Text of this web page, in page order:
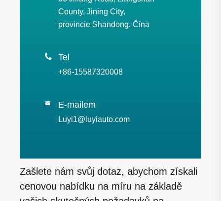
County, Jining City,
provincie Shandong, Čína
 Tel
+86-15587320008
 E-mailem
Luyi1@luyiauto.com
Zašlete nám svůj dotaz, abychom získali
cenovou nabídku na míru na základě